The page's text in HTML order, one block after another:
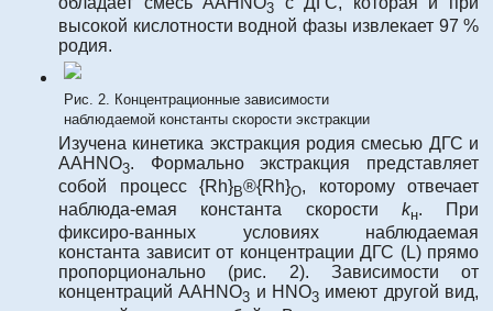
3
высокой кислотности водной фазы извлекает 97 %
родия.
Рис. 2. Концентрационные зависимости
наблюдаемой константы скорости экстракции
Изучена кинетика экстракция родия смесью ДГС и
AAHNO3. Формально экстракция представляет
собой процесс {Rh}B®{Rh}О, которому отвечает
наблюда-емая константа скорости kн. При
фиксиро-ванных условиях наблюдаемая
константа зависит от концентрации ДГС (L) прямо
пропорционально (рис. 2). Зависимости от
концентраций AAHNO3 и HNO3 имеют другой вид,